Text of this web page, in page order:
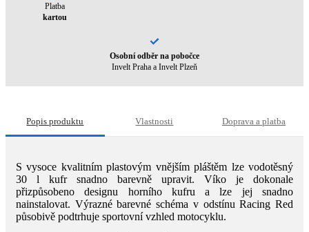
Platba
kartou
Osobní odběr na pobočce
Invelt Praha a Invelt Plzeň
Popis produktu Vlastnosti Doprava a platba
S vysoce kvalitním plastovým vnějším pláštěm lze vodotěsný
30 l kufr snadno barevně upravit. Víko je dokonale
přizpůsobeno designu horního kufru a lze jej snadno
nainstalovat. Výrazné barevné schéma v odstínu Racing Red
působivě podtrhuje sportovní vzhled motocyklu.